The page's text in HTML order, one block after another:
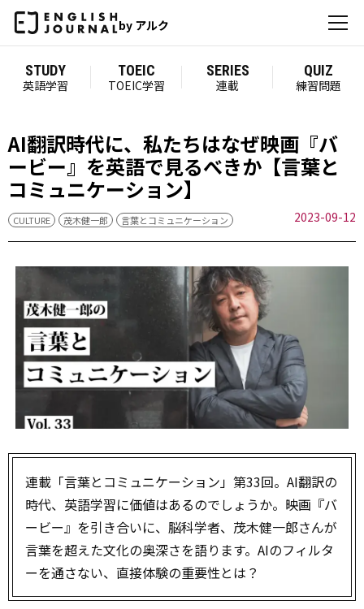
by アルク
STUDY
英語学習
TOEIC
TOEIC学習
SERIES
連載
QUIZ
練習問題
AI翻訳時代に、私たちはなぜ映画『バ
ービー』を英語で見るべきか【言葉と
コミュニケーション】
CULTURE 茂木健一郎 言葉とコミュニケーション 2023-09-12
連載「言葉とコミュニケーション」第33回。AI翻訳の
時代、英語学習に価値はあるのでしょうか。映画『バ
ービー』を引き合いに、脳科学者、茂木健一郎さんが
言葉を超えた文化の奥深さを語ります。AIのフィルタ
ーを通さない、直接体験の重要性とは？